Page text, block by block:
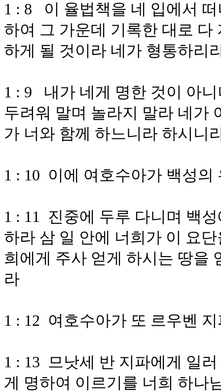
1 : 8 이 율법책을 네 입에서
하여 그 가운데 기록한 대로
하게 될 것이라 네가 형통하리
1 : 9 내가 네게 명한 것이 아
두려워 말며 놀라지 말라 네가
가 너와 함께 하느니라 하시니
1 : 10 이에 여호수아가 백성
1 : 11 진중에 두루 다니며 백
하라 삼 일 안에 너희가 이 요
희에게 주사 얻게 하시는 땅을
라
1 : 12 여호수아가 또 르우벤
1 : 13 므낫세 반 지파에게 일
게 명하여 이르기를 너희 하나